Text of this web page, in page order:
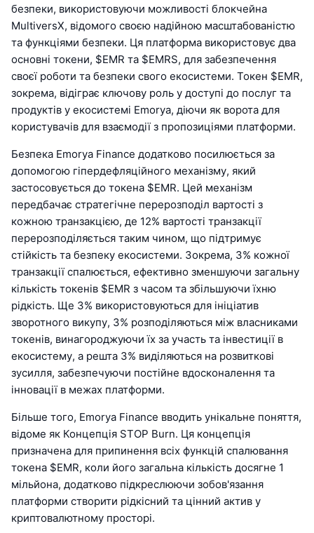
безпеки, використовуючи можливості блокчейна
MultiversX, відомого своєю надійною масштабованістю
та функціями безпеки. Ця платформа використовує два
основні токени, $EMR та $EMRS, для забезпечення
своєї роботи та безпеки свого екосистеми. Токен $EMR,
зокрема, відіграє ключову роль у доступі до послуг та
продуктів у екосистемі Emorya, діючи як ворота для
користувачів для взаємодії з пропозиціями платформи.
Безпека Emorya Finance додатково посилюється за
допомогою гіпердефляційного механізму, який
застосовується до токена $EMR. Цей механізм
передбачає стратегічне перерозподіл вартості з
кожною транзакцією, де 12% вартості транзакції
перерозподіляється таким чином, що підтримує
стійкість та безпеку екосистеми. Зокрема, 3% кожної
транзакції спалюється, ефективно зменшуючи загальну
кількість токенів $EMR з часом та збільшуючи їхню
рідкість. Ще 3% використовуються для ініціатив
зворотного викупу, 3% розподіляються між власниками
токенів, винагороджуючи їх за участь та інвестиції в
екосистему, а решта 3% виділяються на розвиткові
зусилля, забезпечуючи постійне вдосконалення та
інновації в межах платформи.
Більше того, Emorya Finance вводить унікальне поняття,
відоме як Концепція STOP Burn. Ця концепція
призначена для припинення всіх функцій спалювання
токена $EMR, коли його загальна кількість досягне 1
мільйона, додатково підкреслюючи зобов'язання
платформи створити рідкісний та цінний актив у
криптовалютному просторі.